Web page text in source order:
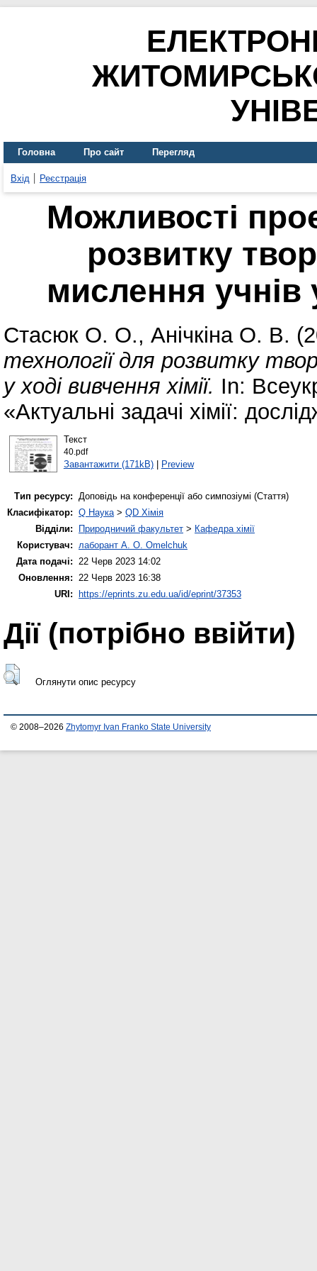
Головна Про сайт Перегляд
Вхід Реєстрація
Можливості
розвитку
мислення учнів
Стасюк О. О., Анічкіна О. В.
технології для розвитку
у ході вивчення хімії. In:
«Актуальні задачі хімії:
Текст
40.pdf
Завантажити (171kB)| Preview
Тип ресурсу: Доповідь на конференції або симпозіумі (Стаття)
Класифікатор: Q Наука> QD Хімія
Відділи:
Природничий факультет > Кафедра хімії
Користувач: лаборант A. O. Omelchuk
Дата подачі: 22 Черв 2023 14:02
Оновлення: 22 Черв 2023 16:38
URI:
https://eprints.zu.edu.ua/id/eprint/37353
Дії ​​(потрібно ввійти)
Оглянути опис ресурсу
© 2008–2026 Zhytomyr Ivan Franko State University